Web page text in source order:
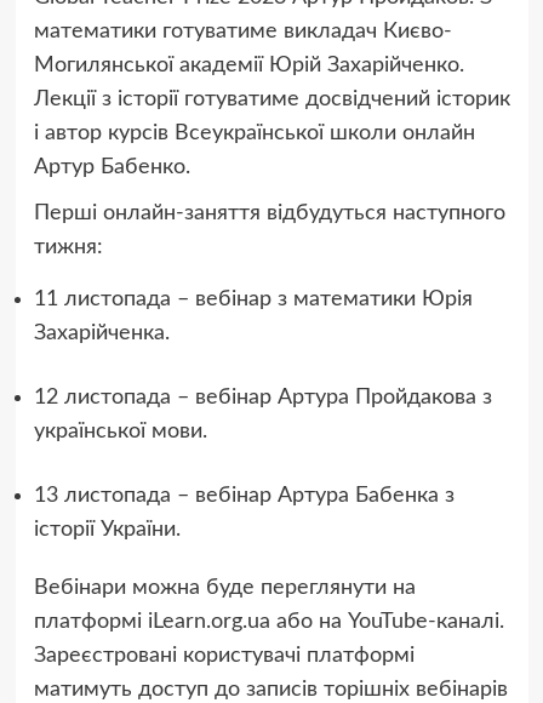
математики готуватиме викладач Києво-
Могилянської академії Юрій Захарійченко.
Лекції з історії готуватиме досвідчений історик
і автор курсів Всеукраїнської школи онлайн
Артур Бабенко.
Перші онлайн-заняття відбудуться наступного
тижня:
11 листопада – вебінар з математики Юрія
Захарійченка.
12 листопада – вебінар Артура Пройдакова з
української мови.
13 листопада – вебінар Артура Бабенка з
історії України.
Вебінари можна буде переглянути на
платформі iLearn.org.ua або на YouTube-каналі.
Зареєстровані користувачі платформі
матимуть доступ до записів торішніх вебінарів